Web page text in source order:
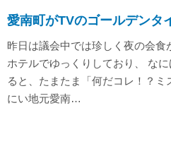
愛南町がTVのゴールデンタ
昨日は議会中では珍しく夜の会食
ホテルでゆっくりしており、 な
ると、たまたま「何だコレ！？ミ
にい地元愛南…